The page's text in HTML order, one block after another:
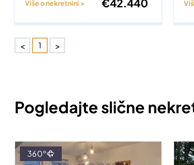
Više o nekretnini > €42.440
< 1 >
Pogledajte slične
360°